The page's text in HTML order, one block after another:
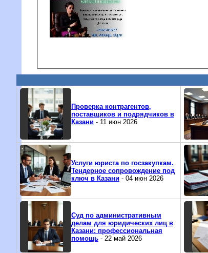
Проверка контрагентов,
поставщиков и подрядчиков в
Казани- 11 июн 2026
Услуги юриста по госзакупкам.
Тендерное сопровождение под
ключ в Казани- 04 июн 2026
Суд по административным
делам для юридических лиц в
Казани: профессиональная
помощь- 22 май 2026